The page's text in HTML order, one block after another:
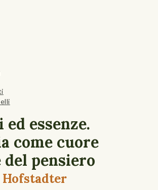
essenze.
come cuore
pensiero
Hofstadter